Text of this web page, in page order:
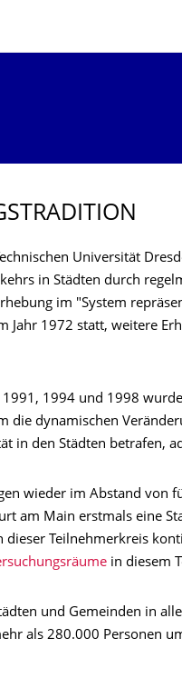
Universität
in Städten durch
im "System
Jahr 1972 statt, weitere
1994 und 1998
die dynamischen
in den Städten betrafen,
wieder im Abstand von
am Main erstmals eine
dieser Teilnehmerkreis
in diesem
und Gemeinden in
als 280.000 Personen